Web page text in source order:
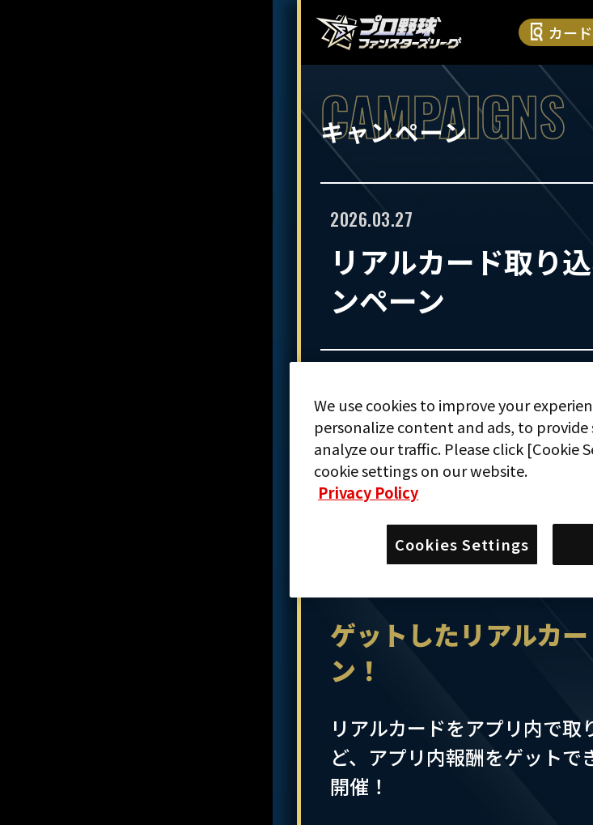
カー
キャンペーン
2026.03.27
リアルカード取り
ンペーン
ゲットしたリアルカ
ン！
リアルカードをアプリ内で取
ど、アプリ内報酬をゲットで
開催！
We use cookies to improve your
personalize content and ads, to
analyze our traffic. Please click [Cookie
cookie settings on our website.
Privacy Policy
Cookies Settings